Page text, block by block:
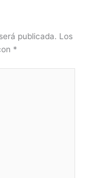
publicada. Los
*